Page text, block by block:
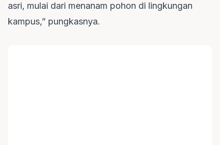
asri, mulai dari menanam pohon di lingkungan
kampus,” pungkasnya.